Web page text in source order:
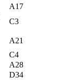
A17
C3
A21
C4
A28
D34